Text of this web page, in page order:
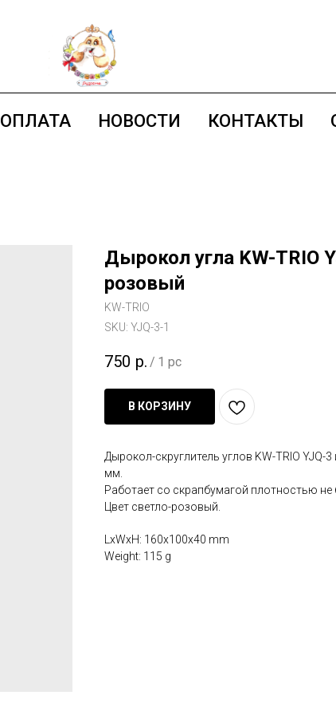
ОПЛАТА НОВОСТИ КОНТАКТЫ
Дырокол угла KW-TRIO
розовый
KW-TRIO
SKU: YJQ-3-1
750 р. / 1 pc
В КОРЗИНУ
Дырокол-скруглитель углов KW-TRIO YJQ-
мм.
Работает со скрапбумагой плотностью не
Цвет светло-розовый.
LxWxH: 160x100x40 mm
Weight: 115 g